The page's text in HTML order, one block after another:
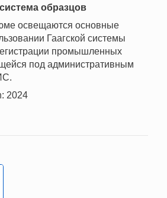
образцов
освещаются основные
Гаагской системы
промышленных
под административным
2024